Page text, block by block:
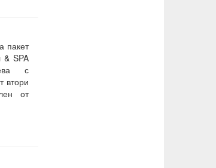
пакет
& SPA
с
втори
от